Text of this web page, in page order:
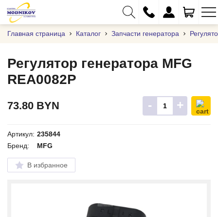
+375 (17) 373-97-09
+375 (29) 262-61-18
Главная страница Каталог Запчасти генератора
73.80 BYN - +
Регулятор генератора MFG
REA0082P
Артикул: 235844
Бренд:
MFG
В избранное